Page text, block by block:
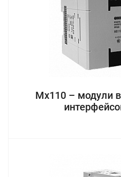
Mх110 – модули